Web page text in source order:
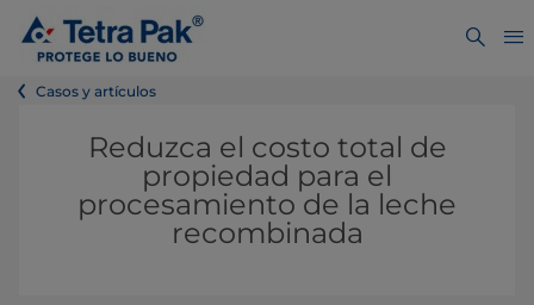
Casos y artículos
Reduzca el costo total de
propiedad para el
procesamiento de la leche
recombinada